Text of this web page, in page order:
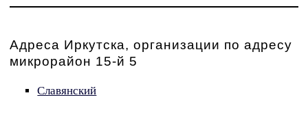
Адреса Иркутска, организации по адресу
микрорайон 15-й 5
Славянский